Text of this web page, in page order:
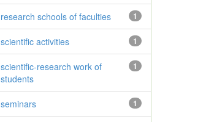
1
research schools of faculties
1
scientific activities
1
scientific-research work of
students
1
seminars